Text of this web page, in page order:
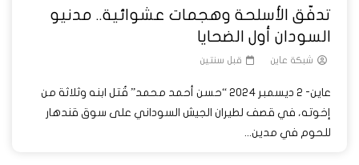
تدفّق الأسلحة وهجمات عشوائية.. مدنيو
السودان أول الضحايا
شبكة عاين قبل سنتين
عاين- 2 ديسمبر 2024 “حسن أحمد محمد” قُتل ابنه وثلاثة من
إخوته، في قصف لطيران الجيش السوداني على سوق قندهار
للحوم في مدين...